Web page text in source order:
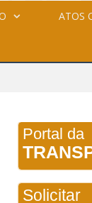
ATOS
Portal da
Solicitar